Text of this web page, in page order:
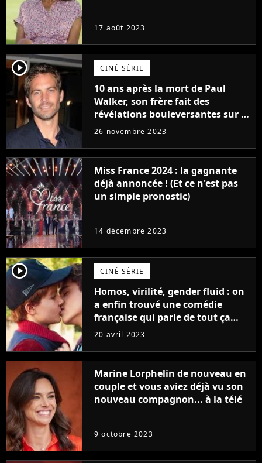
17 août 2023
player2 CINÉ SÉRIE
10 ans après la mort de Paul
Walker, son frère fait des
révélations bouleversantes sur la
réaction des acteurs de Fast and
26 novembre 2023
Miss France 2024 : la gagnante
déjà annoncée ! (Et ce n'est pas
un simple pronostic)
14 décembre 2023
player2 CINÉ SÉRIE
Homos, virilité, gender fluid : on
a enfin trouvé une comédie
française qui parle de tout ça
sans être super ringarde
20 avril 2023
Marine Lorphelin de nouveau en
couple et vous aviez déjà vu son
nouveau compagnon... à la télé
9 octobre 2023